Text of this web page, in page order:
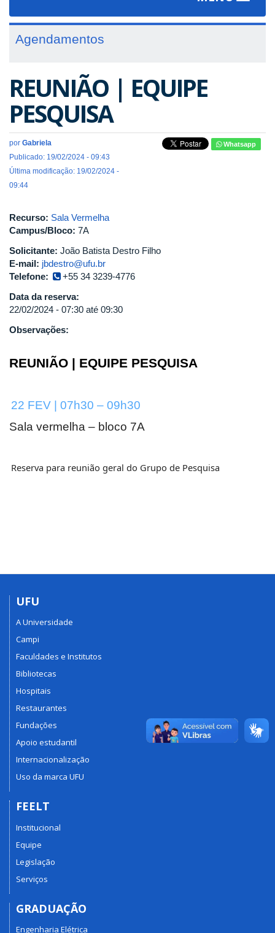
Agendamentos
REUNIÃO | EQUIPE
PESQUISA
por Gabriela
Publicado: 19/02/2024 - 09:43
Última modificação: 19/02/2024 -
09:44
Whatsapp
Recurso: Sala Vermelha
Campus/Bloco: 7A
Solicitante: João Batista Destro Filho
E-mail: jbdestro@ufu.br
Telefone:
+55 34 3239-4776
Data da reserva:
22/02/2024 - 07:30 até 09:30
Observações:
REUNIÃO | EQUIPE PESQUISA
22 FEV | 07h30 – 09h30
Sala vermelha – bloco 7A
Reserva para reunião geral do Grupo de Pesquisa
UFU
A Universidade
Campi
Faculdades e Institutos
Bibliotecas
Hospitais
Restaurantes
Fundações
Apoio estudantil
Internacionalização
Uso da marca UFU
FEELT
Institucional
Equipe
Legislação
Serviços
GRADUAÇÃO
Engenharia Elétrica